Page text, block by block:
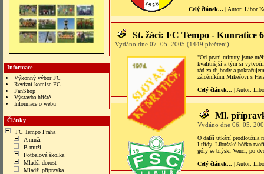
Informace
Výkonný výbor FC
Revizní komise FC
FanShop
Výstavba hřiště
Informace o webu
veren siteler
Články
FC Tempo Praha
A muži
B muži
Fotbalová školka
Mladší dorost
Mladší přípravka
Celý článek... | Autor: Libor
St. žáci: FC Tempo - Kunratice
Vydáno dne 07. 05. 2005 (1449 přečtení)
"Od první minuty jsme
kvalitnější a tým si vytvořil
rád za tři body a
záložníkům Mikešovi s
Celý článek... | Autor:
Ml.
Vydáno dne 06. 05.
O další utkání prodloužila
I.třídy. Libušské béčko
góly se blýskl Vencl, po
Celý článek... | Autor: